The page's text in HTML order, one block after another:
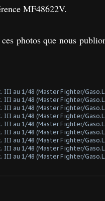
MF48622V.
photos que nous